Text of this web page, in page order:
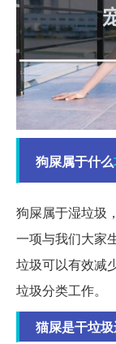
狗屎属于什么
狗屎属于湿垃圾
一项与我们大家
垃圾可以有效减
垃圾分类工作。
猫屎是干垃